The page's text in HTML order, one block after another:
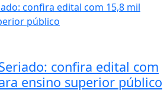
confira edital com
ensino superior público